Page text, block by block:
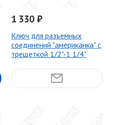
1 330 ₽
Ключ для разъемных
соединений "американка" с
трещеткой 1/2"-1 1/4"